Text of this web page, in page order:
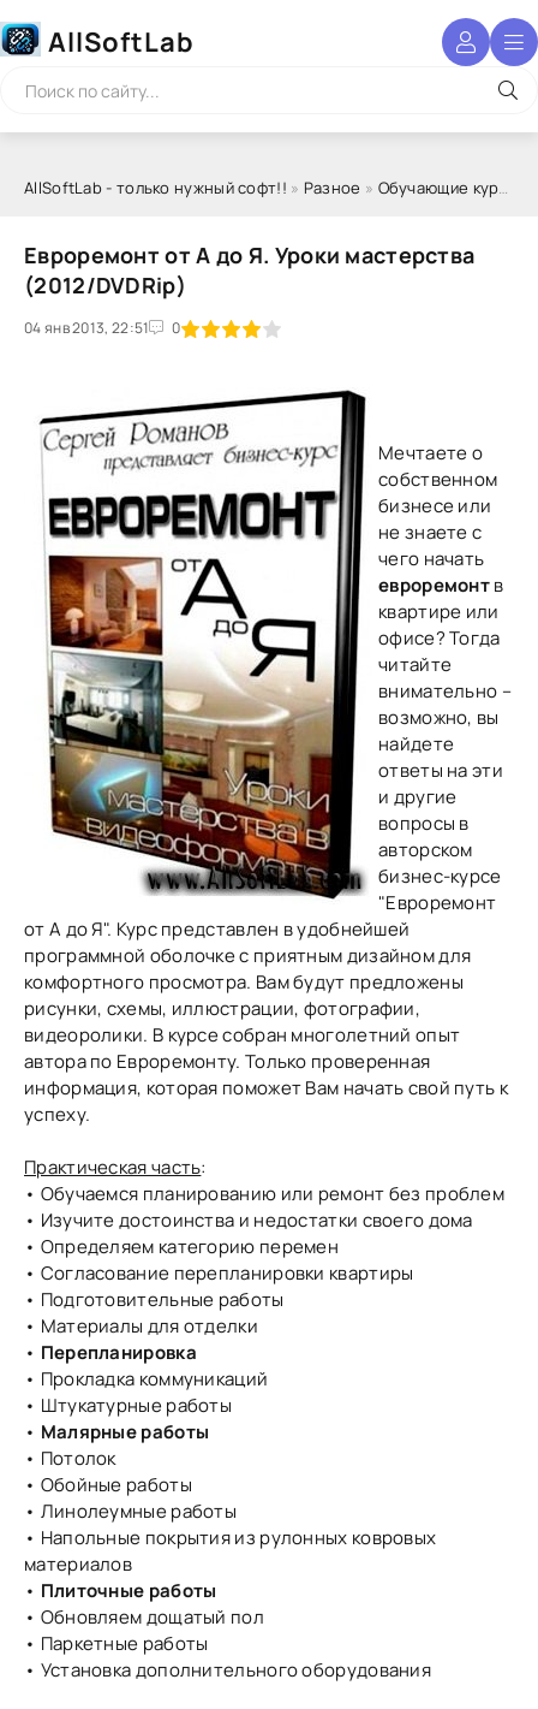
AllSoftLab
AllSoftLab - только нужный софт!! » Разное » Обучающие курсы
Евроремонт от А до Я. Уроки мастерства
(2012/DVDRip)
04 янв 2013, 22:51 0
1 2 3 4 5
Мечтаете о
собственном
бизнесе или
не знаете с
чего начать
евроремонтв
квартире или
офисе? Тогда
читайте
внимательно –
возможно, вы
найдете
ответы на эти
и другие
вопросы в
авторском
бизнес-курсе
"Евроремонт
от А до Я". Курс представлен в удобнейшей
программной оболочке с приятным дизайном для
комфортного просмотра. Вам будут предложены
рисунки, схемы, иллюстрации, фотографии,
видеоролики. В курсе собран многолетний опыт
автора по Евроремонту. Только проверенная
информация, которая поможет Вам начать свой путь к
успеху.
Практическая часть:
• Обучаемся планированию или ремонт без проблем
• Изучите достоинства и недостатки своего дома
• Определяем категорию перемен
• Согласование перепланировки квартиры
• Подготовительные работы
• Материалы для отделки
• Перепланировка
• Прокладка коммуникаций
• Штукатурные работы
• Малярные работы
• Потолок
• Обойные работы
• Линолеумные работы
• Напольные покрытия из рулонных ковровых
материалов
• Плиточные работы
• Обновляем дощатый пол
• Паркетные работы
• Установка дополнительного оборудования